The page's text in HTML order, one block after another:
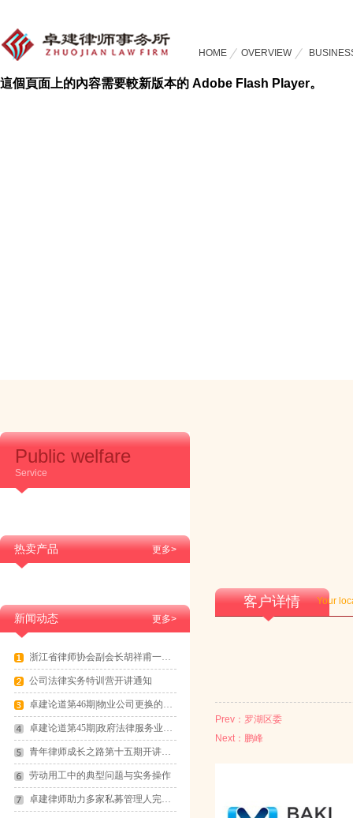
HOME OVERVIEW
這個頁面上的內容需要較新版本的 Adobe Flash Player。
Public welfare
Service
热卖产品 更多>
新闻动态 更多>
浙江省律师协会副会长胡祥甫一行到访卓建交流
公司法律实务特训营开讲通知
卓建论道第46期|物业公司更换的法律实务
卓建论道第45期|政府法律服务业务拓展
青年律师成长之路第十五期开讲通知
劳动用工中的典型问题与实务操作
卓建律师助力多家私募管理人完成登记备案
客户详情 Your
Prev： 罗湖区委
Next： 鹏峰